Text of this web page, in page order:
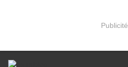
Publicité